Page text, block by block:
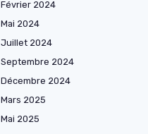
Février 2024
Mai 2024
Juillet 2024
Septembre 2024
Décembre 2024
Mars 2025
Mai 2025